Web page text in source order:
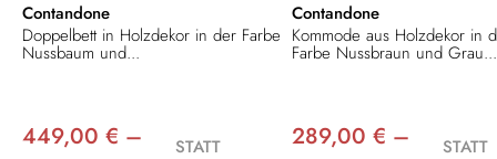
Contandone
Doppelbett in Holzdekor in der Farbe
Nussbaum und...
449,00 € –
STATT
Contandone
Kommode aus Holzdekor in
Farbe Nussbraun und Grau...
289,00 € –
STATT